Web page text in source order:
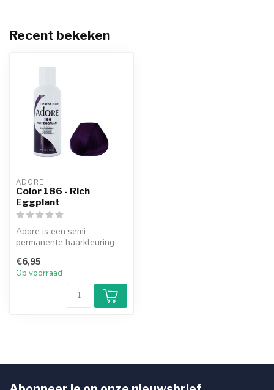
Recent bekeken
ADORE
Color 186 - Rich
Eggplant
Adore is een semi-
permanente haarkleuring
kleur afgeef...
€6,95
Op voorraad